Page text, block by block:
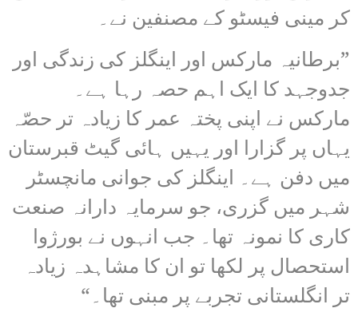
کر مینی فیسٹو کے مصنفین نے۔
”برطانیہ مارکس اور اینگلز کی زندگی اور
جدوجہد کا ایک اہم حصہ رہا ہے۔
مارکس نے اپنی پختہ عمر کا زیادہ تر حصّہ
یہاں پر گزارا اور یہیں ہائی گیٹ قبرستان
میں دفن ہے۔ اینگلز کی جوانی مانچسٹر
شہر میں گزری، جو سرمایہ دارانہ صنعت
کاری کا نمونہ تھا۔ جب انہوں نے بورژوا
استحصال پر لکھا تو ان کا مشاہدہ زیادہ
تر انگلستانی تجربے پر مبنی تھا۔“